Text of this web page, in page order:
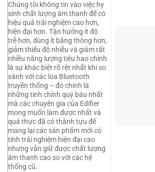
Chúng tôi không tin vào việc hy
sinh chất lượng âm thanh để có
hiệu quả trải nghiệm cao hơn,
hiện đại hơn. Tận hưởng ít độ
trễ hơn, dùng ít băng thông hơn,
giảm thiểu độ nhiễu và giảm rất
nhiều năng lượng tiêu hao chính
là sự khác biệt rõ rệt nhất khi so
sánh với các loa Bluetooth
truyền thống – đó chính là
những tinh chỉnh quý báu nhất
mà các chuyên gia của Edifier
mong muốn làm được nhất và
quả thực đã có thành tựu để
mang lại các sản phẩm mới có
tính trải nghiệm hiện đại cao
nhưng vẫn giữ được chất lượng
âm thanh cao so với các hệ
thống cũ.